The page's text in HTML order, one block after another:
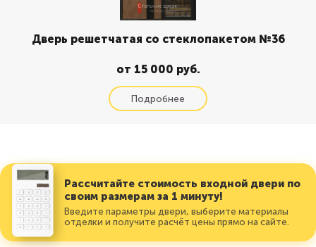
Дверь решетчатая со стеклопакетом №36
от 15 000 руб.
Рассчитайте стоимость входной двери по
своим размерам за 1 минуту!
Введите параметры двери, выберите материалы
отделки и получите расчёт цены прямо на сайте.